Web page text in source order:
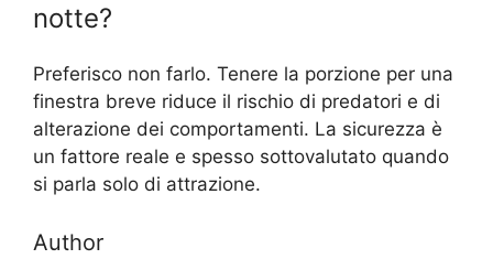
notte?
Preferisco non farlo. Tenere la porzione per una
finestra breve riduce il rischio di predatori e di
alterazione dei comportamenti. La sicurezza è
un fattore reale e spesso sottovalutato quando
si parla solo di attrazione.
Author